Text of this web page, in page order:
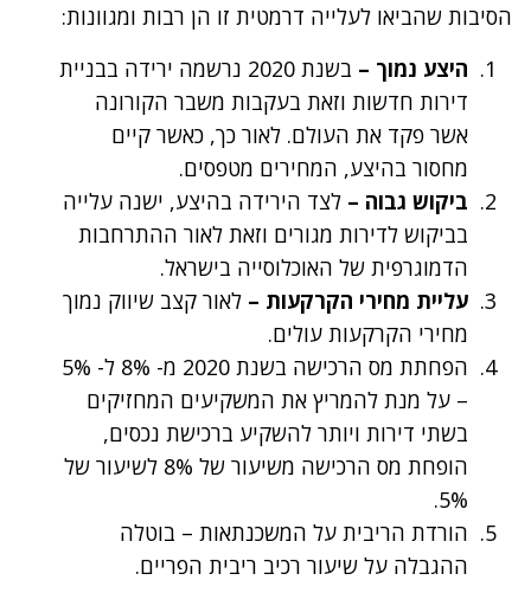
הסיבות שהביאו לעלייה דרמטית זו הן רבות ומגוונות:
היצע נמוך –
בשנת 2020 נרשמה ירידה בבניית
דירות חדשות וזאת בעקבות משבר הקורונה
אשר פקד את העולם. לאור כך, כאשר קיים
מחסור בהיצע, המחירים מטפסים.
ביקוש גבוה – לצד הירידה בהיצע, ישנה עלייה
בביקוש לדירות מגורים וזאת לאור ההתרחבות
הדמוגרפית של האוכלוסייה בישראל.
עליית מחירי הקרקעות – לאור קצב שיווק נמוך
מחירי הקרקעות עולים.
הפחתת מס הרכישה בשנת 2020 מ- 8% ל- 5%
– על מנת להמריץ את המשקיעים המחזיקים
בשתי דירות ויותר להשקיע ברכישת נכסים,
הופחת מס הרכישה משיעור של 8% לשיעור של
5%.
הורדת הריבית על המשכנתאות – בוטלה
ההגבלה על שיעור רכיב ריבית הפריים.